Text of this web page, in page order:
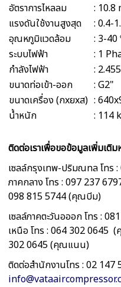
อัตราการไหลลม
: 10.8
แรงดันใช้งานสูงสุด
: 0.4-
อุณหภูมิแวดล้อม
: 3-40
ระบบไฟฟ้า
: 1
กำลังไฟฟ้า
:
ขนาดท่อเข้า-ออก
: G2"
ขนาดเครื่อง (กxยxส) :
น้ำหนัก
: 114
ติดต่อเราเพื่อขอข้อมูลเพิ่มเติ
เซลล์กรุงเทพ-ปริมณทล โทร
ภาคกลาง โทร : 097 237
098 815 5744 (คุณบีม)
เซลล์ภาคตะวันอออก โทร :
เหนือ โทร : 064 302 0645
302 0645 (คุณแนน)
ติดต่อสำนักงานโทร : 02